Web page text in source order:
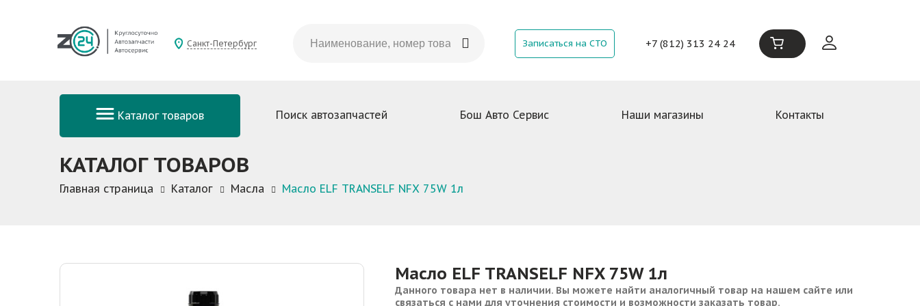
Санкт-Петербург Записаться на СТО +7 (812) 313 24 24
Каталог товаров Поиск автозапчастей Бош Авто Сервис Наши магазины Контакты
КАТАЛОГ ТОВАРОВ
Главная страница Каталог Масла Масло ELF TRANSELF NFX 75W 1л
Масло ELF TRANSELF NFX 75W 1л
Данного товара нет в наличии. Вы можете найти аналогичный товар на нашем сайте или
связаться с нами для уточнения стоимости и возможности заказать товар.